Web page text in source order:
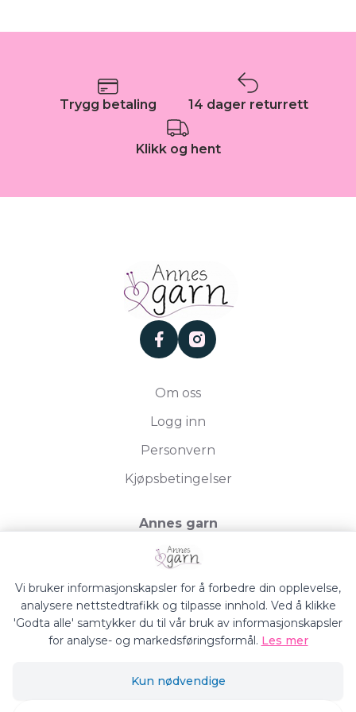
Trygg betaling 14 dager returrett
Klikk og hent
facebookinstagram
Om oss
Logg inn
Personvern
Kjøpsbetingelser
Annes garn
Storgata 19, 2750 Gran
Org.nr. 994050613
Vi bruker informasjonskapsler for å forbedre din opplevelse,
analysere nettstedtrafikk og tilpasse innhold. Ved å klikke
'Godta alle' samtykker du til vår bruk av informasjonskapsler
for analyse- og markedsføringsformål. Les mer
Kun nødvendige